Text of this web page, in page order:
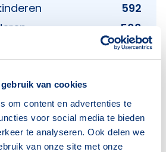
van cookies
om content en advertenties te
voor social media te bieden
te analyseren. Ook delen we
van onze site met onze
592
508
in De Wijert